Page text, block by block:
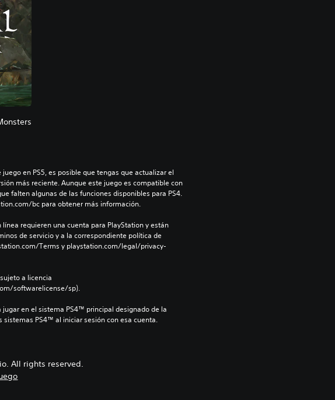
juego en PS5, es posible que tengas que actualizar el
más reciente. Aunque este juego es compatible con
falten algunas de las funciones disponibles para PS4.
bc para obtener más información.
línea requieren una cuenta para PlayStation y están
de servicio y a la correspondiente política de
Terms y playstation.com/legal/privacy-
a licencia
softwarelicense/sp).
jugar en el sistema PS4™ principal designado de la
sistemas PS4™ al iniciar sesión con esa cuenta.
All rights reserved.